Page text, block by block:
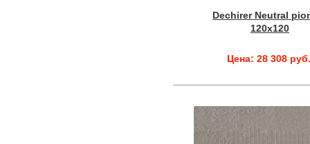
Dechirer Neutral
120x120
Цена: 28 308 руб.